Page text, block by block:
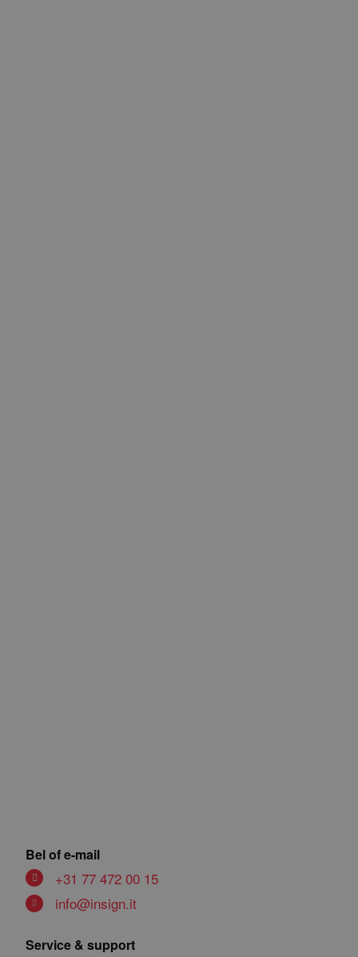
Bel of e-mail
+31 77 472 00 15
info@insign.it
Service & support